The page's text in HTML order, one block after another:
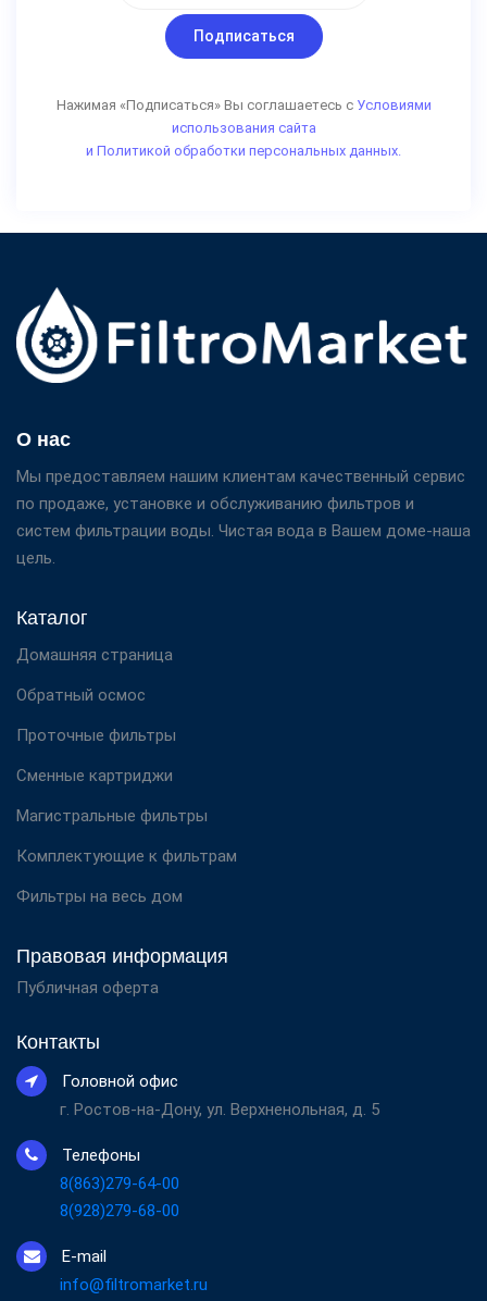
Подписаться
Нажимая «Подписаться» Вы соглашаетесь с Условиями
использования сайта
и Политикой обработки персональных данных.
О нас
Мы предоставляем нашим клиентам качественный сервис
по продаже, установке и обслуживанию фильтров и
систем фильтрации воды. Чистая вода в Вашем доме-наша
цель.
Каталог
Домашняя страница
Обратный осмос
Проточные фильтры
Сменные картриджи
Магистральные фильтры
Комплектующие к фильтрам
Фильтры на весь дом
Правовая информация
Публичная оферта
Контакты
Головной офис
г. Ростов-на-Дону, ул. Верхненольная, д. 5
Телефоны
8(863)279-64-00
8(928)279-68-00
E-mail
info@filtromarket.ru